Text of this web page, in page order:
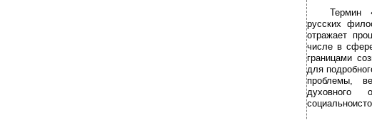
Термин
русских
отражает
числе в
границами
для
проблемы,
духовного